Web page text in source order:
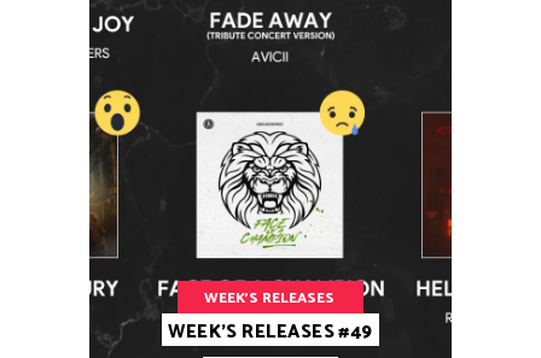
WEEK'S RELEASES
WEEK’S RELEASES #49